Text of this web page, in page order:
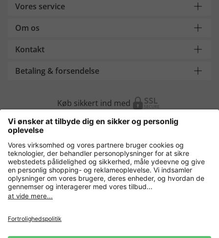
Vores service
Om os
Kontakt
Betaling & forsendelse
Køb sikkert ind med
Flere webshops
Danmark